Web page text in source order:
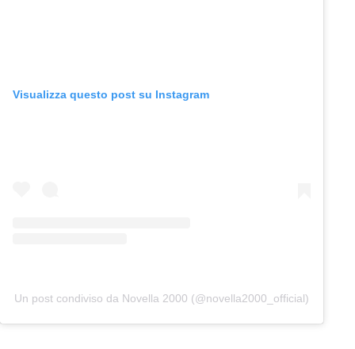
Visualizza questo post su Instagram
Un post condiviso da Novella 2000 (@novella2000_official)